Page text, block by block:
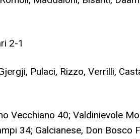
2-1
Pulaci, Rizzo, Verrilli,
Vecchiano 40; Valdinievole
34; Galcianese, Don Bosco